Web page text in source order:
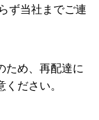
ず当社までご連
ため、再配達に
ださい。